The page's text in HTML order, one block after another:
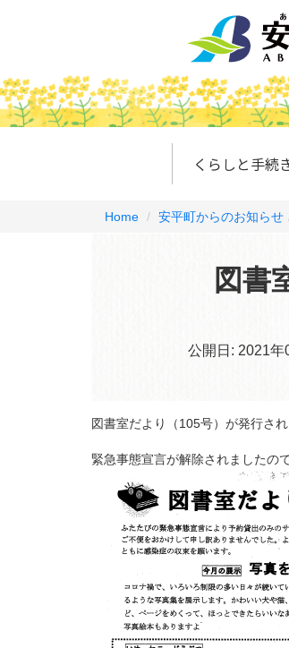
くらしと手続
Home 安平町からのお知らせ
図書
公開日: 2021年
図書室だより（105号）が発行され
緊急事態宣言が解除されましたの